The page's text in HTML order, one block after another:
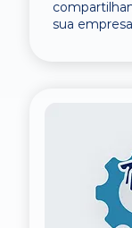
sua